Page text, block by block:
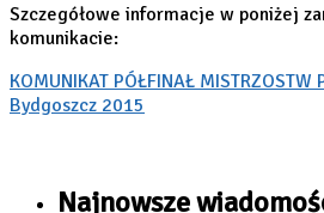
Szczegółowe informacje w poniżej
komunikacie:
KOMUNIKAT PÓŁFINAŁ MISTRZOSTW
Bydgoszcz 2015
Najnowsze